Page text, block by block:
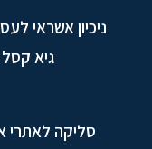
ניכיון אשראי
גיא
סליקה לאתרי